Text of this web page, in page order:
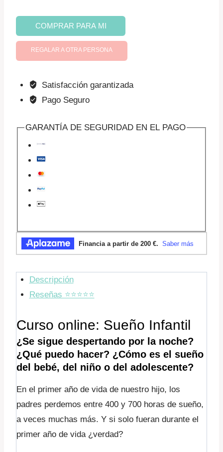
Sueño
Infantil
cantidad
COMPRAR PARA MI
REGALAR A OTRA PERSONA
Satisfacción garantizada
Pago Seguro
GARANTÍA DE SEGURIDAD EN EL PAGO
Descripción
Reseñas ⭐️⭐️⭐️⭐️⭐️
Curso online: Sueño Infantil
¿Se sigue despertando por la noche?
¿Qué puedo hacer? ¿Cómo es el sueño
del bebé, del niño o del adolescente?
En el primer año de vida de nuestro hijo, los
padres perdemos entre 400 y 700 horas de sueño,
a veces muchas más. Y si solo fueran durante el
primer año de vida ¿verdad?